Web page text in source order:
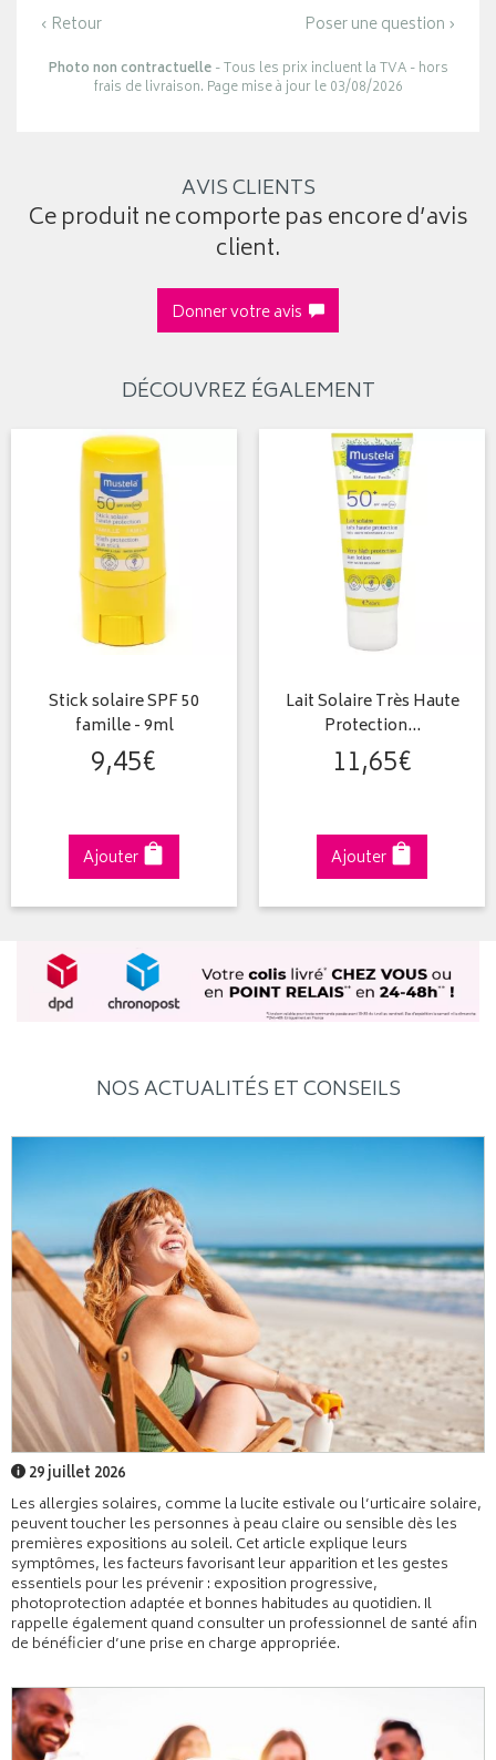
‹ Retour Poser une question ›
Photo non contractuelle- Tous les prix incluent la TVA - hors
frais de livraison. Page mise à jour le 03/08/2026
AVIS CLIENTS
Ce produit ne comporte pas encore d’avis
client.
Donner votre avis
DÉCOUVREZ ÉGALEMENT
Stick solaire SPF 50
famille - 9ml
9,45€
Ajouter
Lait Solaire Très Haute
Protection…
11,65€
Ajouter
NOS ACTUALITÉS ET CONSEILS
29 juillet 2026
Les allergies solaires, comme la lucite estivale ou l’urticaire solaire,
peuvent toucher les personnes à peau claire ou sensible dès les
premières expositions au soleil. Cet article explique leurs
symptômes, les facteurs favorisant leur apparition et les gestes
essentiels pour les prévenir : exposition progressive,
photoprotection adaptée et bonnes habitudes au quotidien. Il
rappelle également quand consulter un professionnel de santé afin
de bénéficier d’une prise en charge appropriée.